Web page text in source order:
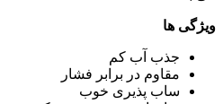
ویژگی ها
جذب آب کم
مقاوم در برابر فشار
ساب پذیری خوب